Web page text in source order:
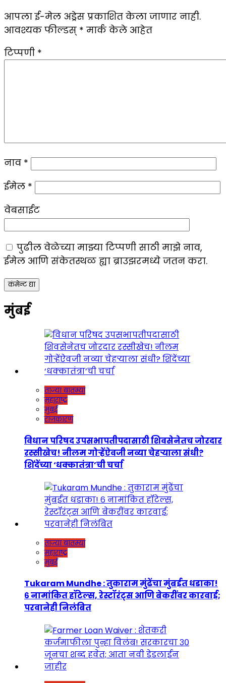
आपला ई-मेल अड्रेस प्रकाशित केला जाणार नाही.
आवश्यक फील्डस् * मार्क केले आहेत
टिप्पणी *
नाव *
ईमेल *
वेबसाईट
पुढील वेळेच्या माझ्या टिप्पणी साठी माझे नाव,
ईमेल आणि संकेतस्थळ ह्या ब्राउझरमध्ये जतन करा.
मुंबई
ताज्या बातम्या
महाराष्ट्र
मुंबई
राजकारण
विधान परिषद उपसभापतीपदासाठी शिवसेनेतच जोरदार
रस्सीखेच! नीलम गोऱ्हेंऐवजी नव्या चेहऱ्याला संधी?
शिंदेंच्या ‘धक्कातंत्रा’ची चर्चा
ताज्या बातम्या
महाराष्ट्र
मुंबई
Tukaram Mundhe : तुकाराम मुंढेंचा मुंबईत धडाका!
६ नामांकित हॉटेल्स, रेस्टॉरंट्स आणि बेकरींवर कारवाई;
परवानेही निलंबित